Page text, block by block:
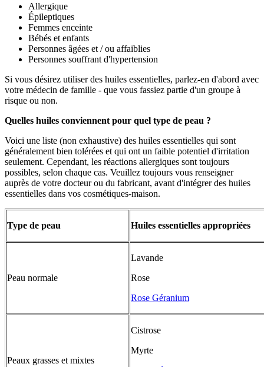
Allergique
Épileptiques
Femmes enceinte
Bébés et enfants
Personnes âgées et / ou affaiblies
Personnes souffrant d'hypertension
Si vous désirez utiliser des huiles essentielles, parlez-en d'abord avec
votre médecin de famille - que vous fassiez partie d'un groupe à
risque ou non.
Quelles huiles conviennent pour quel type de peau ?
Voici une liste (non exhaustive) des huiles essentielles qui sont
généralement bien tolérées et qui ont un faible potentiel d'irritation
seulement. Cependant, les réactions allergiques sont toujours
possibles, selon chaque cas. Veuillez toujours vous renseigner
auprès de votre docteur ou du fabricant, avant d'intégrer des huiles
essentielles dans vos cosmétiques-maison.
Type de peau Huiles essentielles appropriées
Peau normale
Lavande
Rose
Rose Géranium
Peaux grasses et mixtes
Cistrose
Myrte